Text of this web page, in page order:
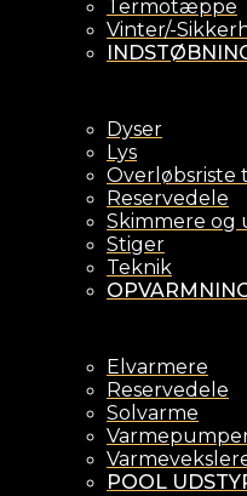
Termotæppe
Vinter/-
Dyser
Lys
Overløbsriste
Reservedele
Skimmere og
Stiger
Teknik
Elvarmere
Reservedele
Solvarme
POOL